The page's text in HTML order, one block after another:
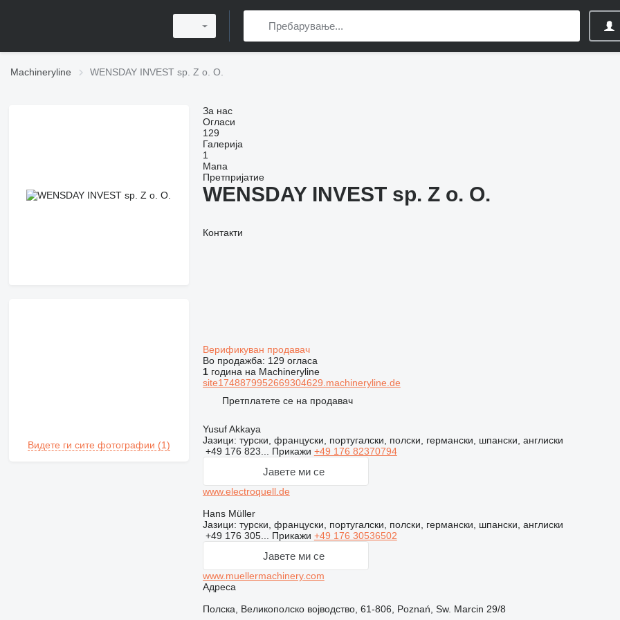
Machineryline WENSDAY INVEST sp. Z o. O.
Видете ги сите фотографии (1)
За нас
Огласи
129
Галерија
1
Мапа
Претпријатие
WENSDAY INVEST sp. Z o. O.
Контакти
Верификуван продавач
Во продажба: 129 огласа
1година на Machineryline
site1748879952669304629.machineryline.de
Претплатете се на продавач
Yusuf Akkaya
Јазици: турски, француски, португалски, полски, германски, шпански, англиски
+49 176 823... Прикажи +49 176 82370794
Јавете ми се
www.electroquell.de
Hans Müller
Јазици: турски, француски, португалски, полски, германски, шпански, англиски
+49 176 305... Прикажи +49 176 30536502
Јавете ми се
www.muellermachinery.com
Адреса
Полска, Великополско војводство, 61-806, Poznań, Sw. Marcin 29/8